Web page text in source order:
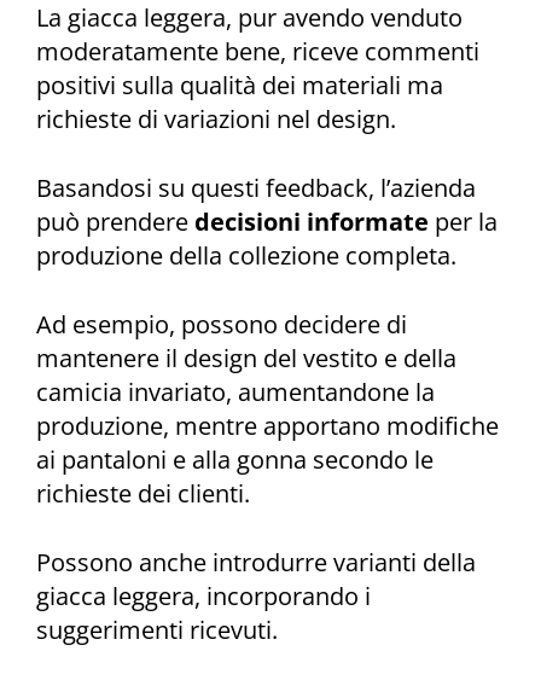
La giacca leggera, pur avendo venduto
moderatamente bene, riceve commenti
positivi sulla qualità dei materiali ma
richieste di variazioni nel design.
Basandosi su questi feedback, l’azienda
può prendere decisioni informate per la
produzione della collezione completa.
Ad esempio, possono decidere di
mantenere il design del vestito e della
camicia invariato, aumentandone la
produzione, mentre apportano modifiche
ai pantaloni e alla gonna secondo le
richieste dei clienti.
Possono anche introdurre varianti della
giacca leggera, incorporando i
suggerimenti ricevuti.